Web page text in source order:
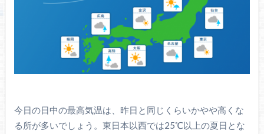
今日の日中の最高気温は、昨日と同じくらいかやや高くな
る所が多いでしょう。東日本以西では25℃以上の夏日とな